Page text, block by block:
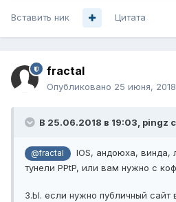
Вставить ник Цитата
fractal
Опубликовано 25 июня, 2018
В 25.06.2018 в 19:03, pingz
@fractal
IOS, андоюха, винда,
тунели PPtP, или вам нужно с
З.Ы. если нужно публичный сайт